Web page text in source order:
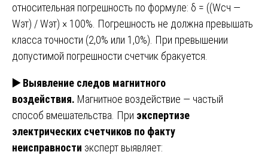
относительная погрешность по формуле: δ = ((Wсч —
Wэт) / Wэт) × 100%. Погрешность не должна превышать
класса точности (2,0% или 1,0%). При превышении
допустимой погрешности счетчик бракуется.
▶️Выявление следов магнитного
воздействия. Магнитное воздействие — частый
способ вмешательства. При экспертизе
электрических счетчиков по факту
неисправности эксперт выявляет: